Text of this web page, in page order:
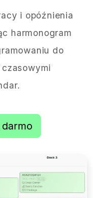
i opóźnienia
harmonogram
do